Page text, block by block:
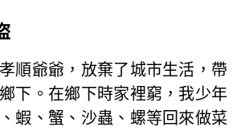
順爺爺，放棄了城市生活，帶
下。在鄉下時家裡窮，我少年
蝦、蟹、沙蟲、螺等回來做菜